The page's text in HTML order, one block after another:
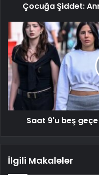
Çocuğa Şiddet:
Saat 9'u beş
İlgili Makaleler